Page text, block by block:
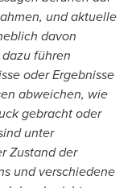
, und aktuelle
davon
führen
oder Ergebnisse
abweichen, wie
gebracht oder
unter
Zustand der
und verschiedene